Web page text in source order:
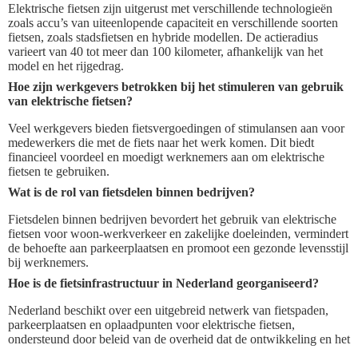
Elektrische fietsen zijn uitgerust met verschillende technologieën
zoals accu’s van uiteenlopende capaciteit en verschillende soorten
fietsen, zoals stadsfietsen en hybride modellen. De actieradius
varieert van 40 tot meer dan 100 kilometer, afhankelijk van het
model en het rijgedrag.
Hoe zijn werkgevers betrokken bij het stimuleren van gebruik
van elektrische fietsen?
Veel werkgevers bieden fietsvergoedingen of stimulansen aan voor
medewerkers die met de fiets naar het werk komen. Dit biedt
financieel voordeel en moedigt werknemers aan om elektrische
fietsen te gebruiken.
Wat is de rol van fietsdelen binnen bedrijven?
Fietsdelen binnen bedrijven bevordert het gebruik van elektrische
fietsen voor woon-werkverkeer en zakelijke doeleinden, vermindert
de behoefte aan parkeerplaatsen en promoot een gezonde levensstijl
bij werknemers.
Hoe is de fietsinfrastructuur in Nederland georganiseerd?
Nederland beschikt over een uitgebreid netwerk van fietspaden,
parkeerplaatsen en oplaadpunten voor elektrische fietsen,
ondersteund door beleid van de overheid dat de ontwikkeling en het